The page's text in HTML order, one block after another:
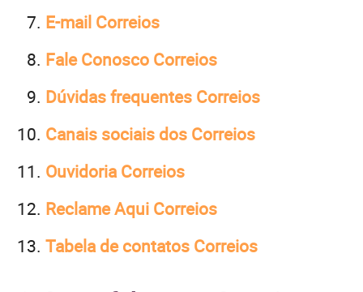
E-mail Correios
Fale Conosco Correios
Dúvidas frequentes Correios
Canais sociais dos Correios
Ouvidoria Correios
Reclame Aqui Correios
Tabela de contatos Correios